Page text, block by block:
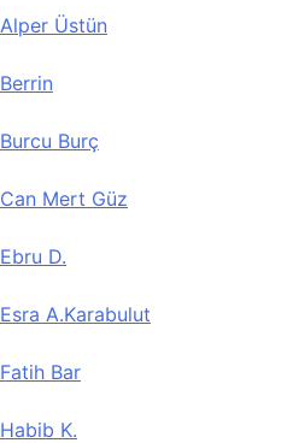
Alper Üstün
Berrin
Burcu Burç
Can Mert Güz
Ebru D.
Esra A.Karabulut
Fatih Bar
Habib K.